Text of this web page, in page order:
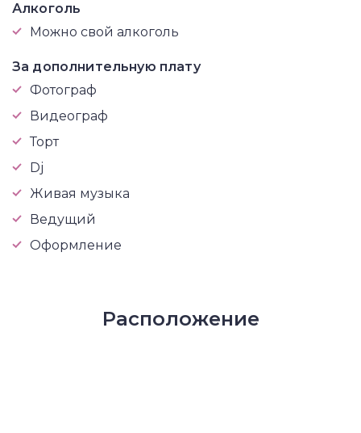
Алкоголь
Можно свой алкоголь
За дополнительную плату
Фотограф
Видеограф
Торт
Dj
Живая музыка
Ведущий
Оформление
Расположение